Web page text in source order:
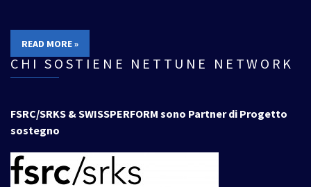
READ MORE »
CHI SOSTIENE NETTUNE NETWORK
FSRC/SRKS & SWISSPERFORM sono Partner di Progetto
sostegno